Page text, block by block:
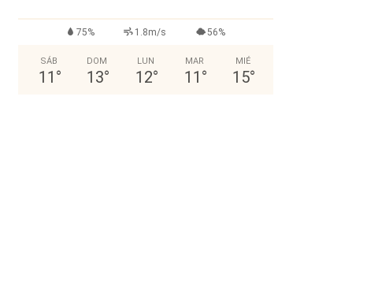
75% 1.8m/s 56%
SÁB
11 °
DOM
13°
LUN
12°
MAR
11 °
MIÉ
15°